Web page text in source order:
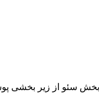
سئو از زیر